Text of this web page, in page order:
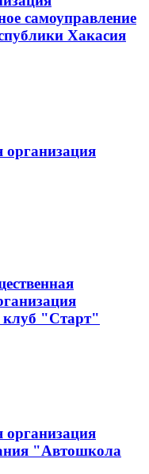
самоуправление
Хакасия
организация
клуб "Старт"
организация
"Автошкола